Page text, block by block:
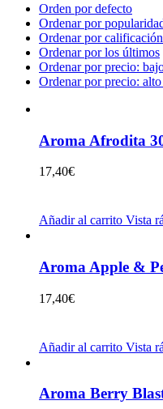
Orden por defecto
Ordenar por
Ordenar por
Ordenar por los últimos
Ordenar por precio:
Ordenar por precio:
Aroma Afrodita
17,40€
Añadir al carrito Vista
Aroma Apple &
17,40€
Añadir al carrito Vista
Aroma Berry